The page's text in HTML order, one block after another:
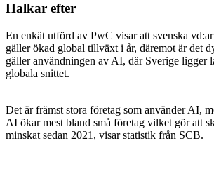
Halkar efter
En enkät utförd av PwC visar att svenska
gäller ökad global tillväxt i år, däremot är det
gäller användningen av AI, där Sverige ligger
globala snittet.
Det är främst stora företag som använder AI,
AI ökar mest bland små företag vilket gör att
minskat sedan 2021, visar statistik från SCB.